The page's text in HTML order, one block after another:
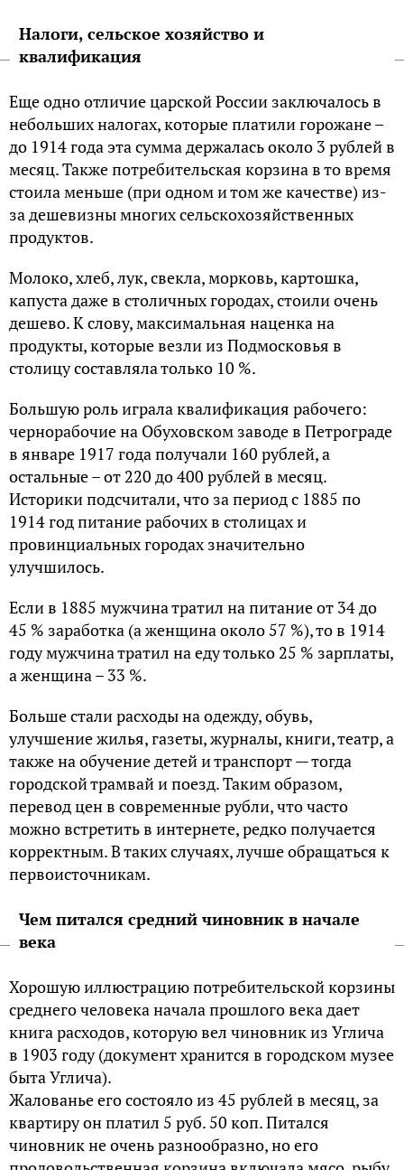
Налоги, сельское хозяйство и
квалификация
Еще одно отличие царской России заключалось в
небольших налогах, которые платили горожане –
до 1914 года эта сумма держалась около 3 рублей в
месяц. Также потребительская корзина в то время
стоила меньше (при одном и том же качестве) из-
за дешевизны многих сельскохозяйственных
продуктов.
Молоко, хлеб, лук, свекла, морковь, картошка,
капуста даже в столичных городах, стоили очень
дешево. К слову, максимальная наценка на
продукты, которые везли из Подмосковья в
столицу составляла только 10 %.
Большую роль играла квалификация рабочего:
чернорабочие на Обуховском заводе в Петрограде
в январе 1917 года получали 160 рублей, а
остальные – от 220 до 400 рублей в месяц.
Историки подсчитали, что за период с 1885 по
1914 год питание рабочих в столицах и
провинциальных городах значительно
улучшилось.
Если в 1885 мужчина тратил на питание от 34 до
45 % заработка (а женщина около 57 %), то в 1914
году мужчина тратил на еду только 25 % зарплаты,
а женщина – 33 %.
Больше стали расходы на одежду, обувь,
улучшение жилья, газеты, журналы, книги, театр, а
также на обучение детей и транспорт — тогда
городской трамвай и поезд. Таким образом,
перевод цен в современные рубли, что часто
можно встретить в интернете, редко получается
корректным. В таких случаях, лучше обращаться к
первоисточникам.
Чем питался средний чиновник в начале
века
Хорошую иллюстрацию потребительской корзины
среднего человека начала прошлого века дает
книга расходов, которую вел чиновник из Углича
в 1903 году (документ хранится в городском музее
быта Углича).
Жалованье его состояло из 45 рублей в месяц, за
квартиру он платил 5 руб. 50 коп. Питался
чиновник не очень разнообразно, но его